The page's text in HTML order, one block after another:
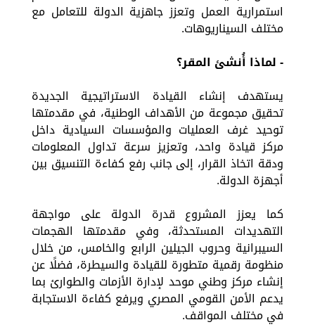
استمرارية العمل وتعزز جاهزية الدولة للتعامل مع
مختلف السيناريوهات.
- لماذا أُنشئ المقر؟
يستهدف إنشاء القيادة الاستراتيجية الجديدة
تحقيق مجموعة من الأهداف الوطنية، في مقدمتها
توحيد غرف العمليات والمؤسسات السيادية داخل
مركز قيادة واحد، وتعزيز سرعة تداول المعلومات
ودقة اتخاذ القرار، إلى جانب رفع كفاءة التنسيق بين
أجهزة الدولة.
كما يعزز المشروع قدرة الدولة على مواجهة
التهديدات المستحدثة، وفي مقدمتها الهجمات
السيبرانية وحروب الجيلين الرابع والخامس، من خلال
منظومة رقمية متطورة للقيادة والسيطرة، فضلًا عن
إنشاء مركز وطني موحد لإدارة الأزمات والطوارئ بما
يدعم الأمن القومي المصري ويرفع كفاءة الاستجابة
في مختلف المواقف.